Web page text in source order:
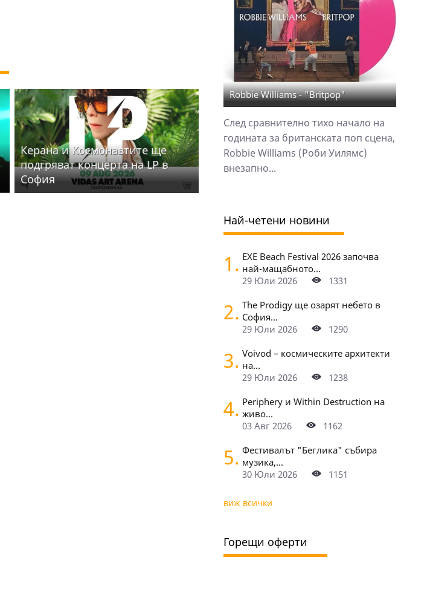
Керана и Космонавтите ще
подгряват концерта на LP в
София
Robbie Williams - "Britpop"
След сравнително тихо начало на
годината за британската поп сцена,
Robbie Williams (Роби Уилямс)
внезапно...
Най-четени новини
1. EXE Beach Festival 2026 започва
най-мащабното...
29 Юли 2026
1331
2. The Prodigy ще озарят небето в
София...
29 Юли 2026
1290
3. Voivod – космическите архитекти
на...
29 Юли 2026
1238
4. Periphery и Within Destruction на
живо...
03 Авг 2026
1162
5. Фестивалът "Беглика" събира
музика,...
30 Юли 2026
1151
виж всички
Горещи оферти